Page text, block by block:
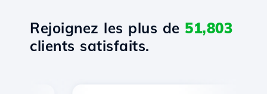
Rejoignez les plus de 51,803
clients satisfaits.